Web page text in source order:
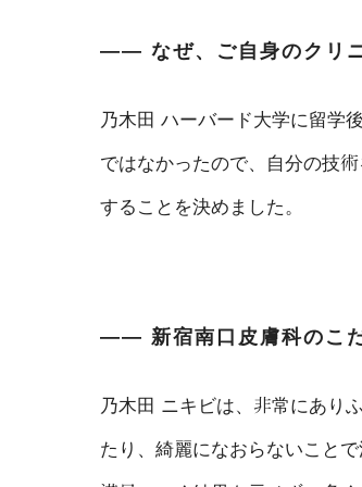
―― なぜ、ご自身のクリ
乃木田 ハーバード大学に留学
ではなかったので、自分の技
することを決めました。
―― 新宿南口皮膚科のこだ
乃木田 ニキビは、非常にあり
たり、綺麗になおらないこと